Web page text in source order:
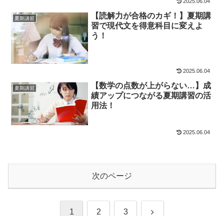
夏期講習
【読解力が合格のカギ！】夏期講
習で現代文を得意科目に変えよ
う！
2025.06.04
夏期講習
【数学の点数が上がらない…】成
績アップにつながる夏期講習の活
用法！
2025.06.04
次のページ
1 2 3 次